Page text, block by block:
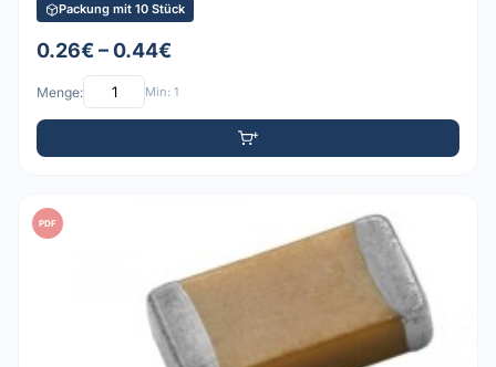
Packung mit 10 Stück
0.26€ – 0.44€
Menge: Min: 1
PDF